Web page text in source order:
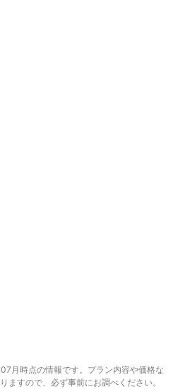
月時点の情報です。プラン内容や価格な
ますので、必ず事前にお調べください。